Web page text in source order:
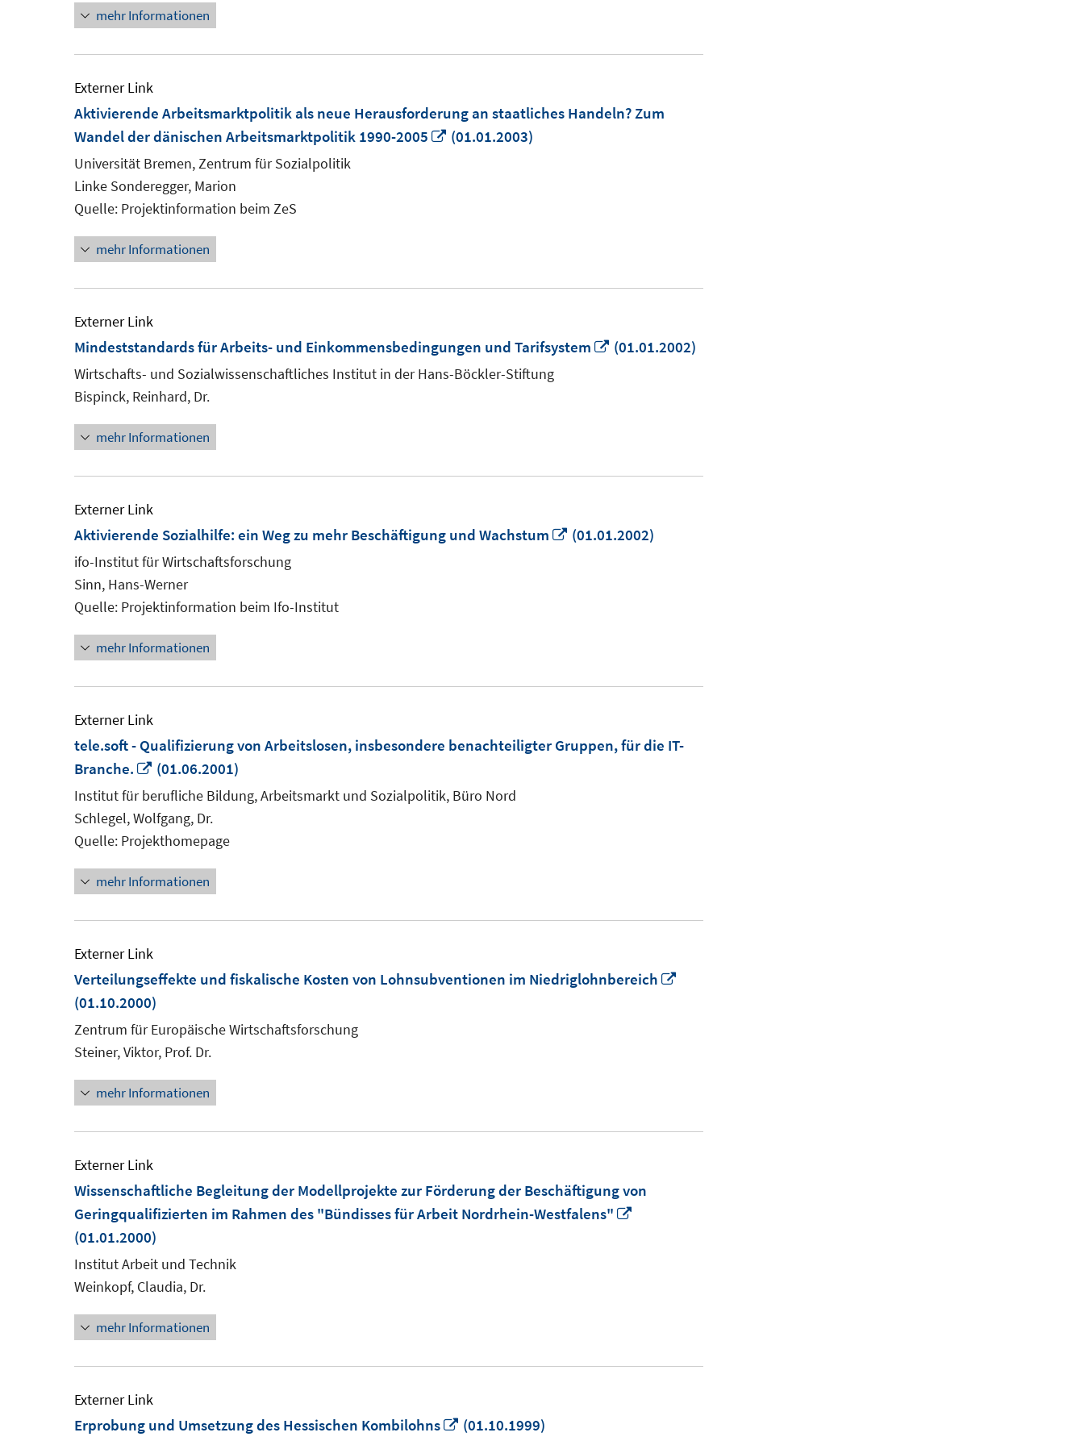
mehr Informationen
Externer Link
Aktivierende Arbeitsmarktpolitik als neue Herausforderung an staatliches Handeln? Zum
Wandel der dänischen Arbeitsmarktpolitik 1990-2005
In
(01.01.2003)
Universität Bremen, Zentrum für Sozialpolitik
Linke Sonderegger, Marion
Quelle: Projektinformation beim ZeS
mehr Informationen
Externer Link
Mindeststandards für Arbeits- und Einkommensbedingungen und Tarifsystem
In
(01.01.2002)
Wirtschafts- und Sozialwissenschaftliches Institut in der Hans-Böckler-Stiftung
Bispinck, Reinhard, Dr.
mehr Informationen
Externer Link
Aktivierende Sozialhilfe: ein Weg zu mehr Beschäftigung und Wachstum
In
(01.01.2002)
ifo-Institut für Wirtschaftsforschung
Sinn, Hans-Werner
Quelle: Projektinformation beim Ifo-Institut
mehr Informationen
Externer Link
tele.soft - Qualifizierung von Arbeitslosen, insbesondere benachteiligter Gruppen, für die IT-
Branche.
In
neuem
Fenster
öffnen
(01.06.2001)
Institut für berufliche Bildung, Arbeitsmarkt und Sozialpolitik, Büro Nord
Schlegel, Wolfgang, Dr.
Quelle: Projekthomepage
mehr Informationen
Externer Link
Verteilungseffekte und fiskalische Kosten von Lohnsubventionen im Niedriglohnbereich
(01.10.2000)
Zentrum für Europäische Wirtschaftsforschung
Steiner, Viktor, Prof. Dr.
mehr Informationen
Externer Link
Wissenschaftliche Begleitung der Modellprojekte zur Förderung der Beschäftigung von
Geringqualifizierten im Rahmen des "Bündisses für Arbeit Nordrhein-Westfalens"
(01.01.2000)
Institut Arbeit und Technik
Weinkopf, Claudia, Dr.
mehr Informationen
Externer Link
Erprobung und Umsetzung des Hessischen Kombilohns
In
(01.10.1999)